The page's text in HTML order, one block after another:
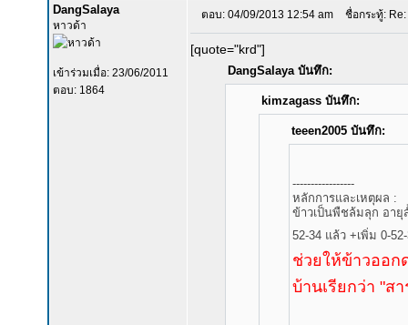
DangSalaya
หาวด้า
เข้าร่วมเมื่อ: 23/06/2011
ตอบ: 1864
ตอบ: 04/09/2013 12:54 am ชื่อกระทู้:
[quote="krd"]
DangSalaya บันทึก:
kimzagass บันทึก:
teeen2005 บันทึก:
-----------------
หลักการและเหตุผล :
ข้าวเป็นพืชล้มลุก อายุ
52-34 แล้ว +เพิ่ม 0-
ช่วยให้ข้าวออก
บ้านเรียกว่า "สา